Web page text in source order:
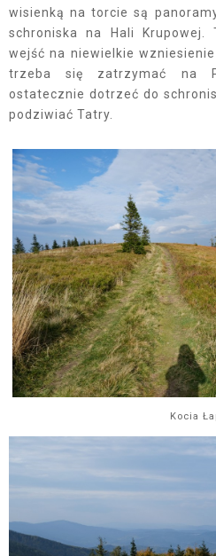
wisienką na torcie są
schroniska na Hali Krupowej.
wejść na niewielkie
trzeba się zatrzymać na
ostatecznie dotrzeć do
podziwiać Tatry.
Kocia